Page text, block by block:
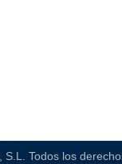
S.L. Todos los